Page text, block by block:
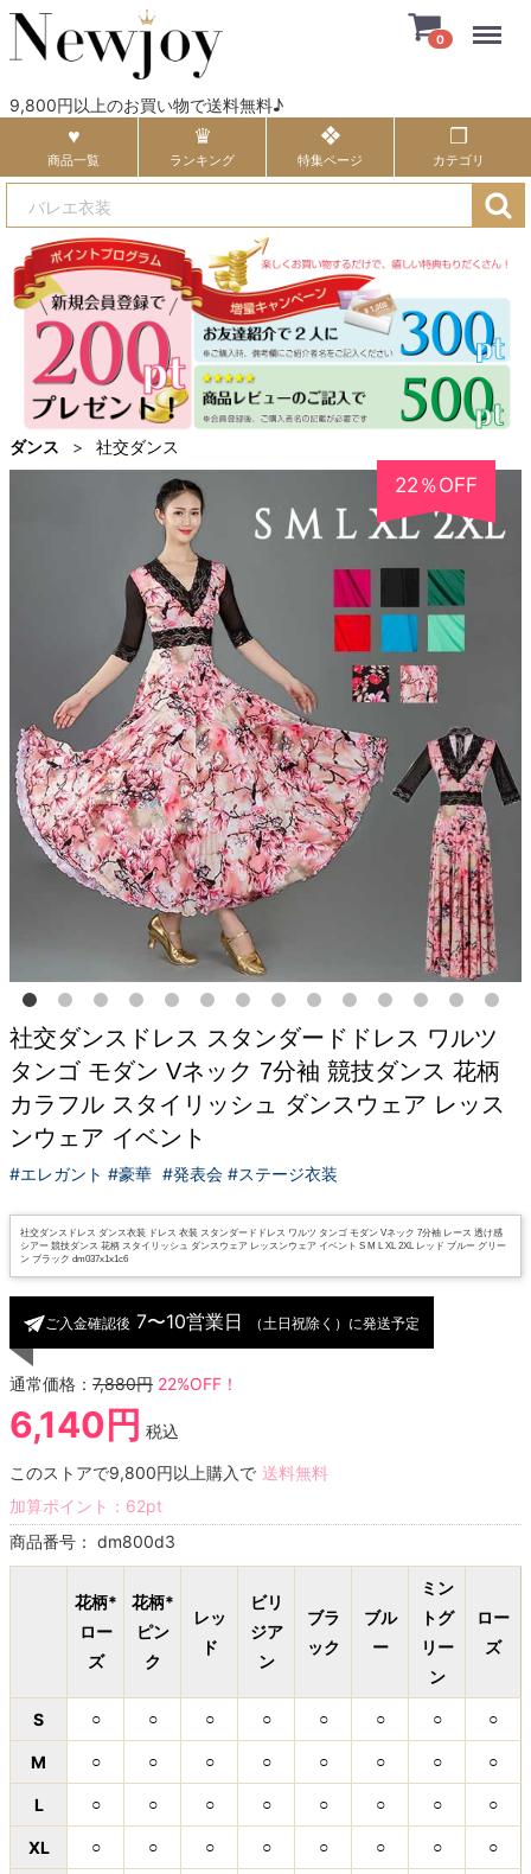
9,800円以上のお買い物で送料無料♪
0
商品一覧 ランキング 特集ページ カテゴリ
ダンス 社交ダンス
22％OFF
社交ダンスドレス スタンダードドレス ワルツ
タンゴ モダン Vネック 7分袖 競技ダンス 花柄
カラフル スタイリッシュ ダンスウェア レッス
ンウェア イベント
#エレガント #豪華 #発表会 #ステージ衣装
社交ダンスドレス ダンス衣装 ドレス 衣装 スタンダードドレス ワルツ タンゴ モダン Vネック 7分袖 レース 透け感
シアー 競技ダンス 花柄 スタイリッシュ ダンスウェア レッスンウェア イベント S M L XL 2XL レッド ブルー グリー
ン ブラック dm037x1x1c6
ご入金確認後 7〜10営業日 （土日祝除く）に発送予定
通常価格： 7,880円 22%OFF！
6,140円 税込
このストアで9,800円以上購入で 送料無料
加算ポイント： 62pt
商品番号： dm800d3
花柄*
ロー
ズ
花柄*
ピン
ク
レッ
ド
ビリ
ジア
ン
ブラ
ック
ブル
ー
ミン
トグ
リー
ン
ロー
ズ
S ○ ○ ○ ○ ○ ○ ○ ○
M ○ ○ ○ ○ ○ ○ ○ ○
L ○ ○ ○ ○ ○ ○ ○ ○
XL ○ ○ ○ ○ ○ ○ ○ ○